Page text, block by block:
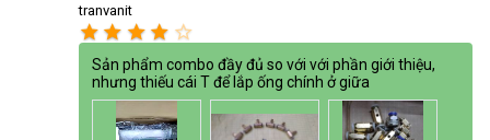
tranvanit
star star star star star_border
Sản phẩm combo đầy đủ so với với phần giới thiệu,
nhưng thiếu cái T để lắp ống chính ở giữa